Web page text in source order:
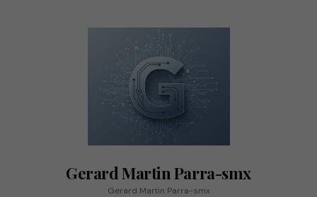
Gerard Martin Parra-smx
Gerard Martin Parra-smx